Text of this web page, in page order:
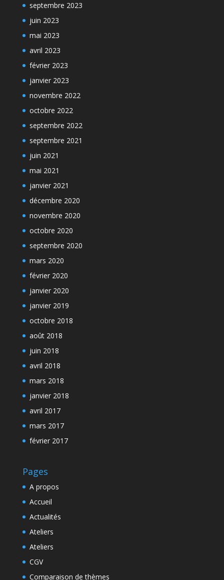
septembre 2023
juin 2023
mai 2023
avril 2023
février 2023
janvier 2023
novembre 2022
octobre 2022
septembre 2022
septembre 2021
juin 2021
mai 2021
janvier 2021
décembre 2020
novembre 2020
octobre 2020
septembre 2020
mars 2020
février 2020
janvier 2020
janvier 2019
octobre 2018
août 2018
juin 2018
avril 2018
mars 2018
janvier 2018
avril 2017
mars 2017
février 2017
Pages
A propos
Accueil
Actualités
Ateliers
Ateliers
CGV
Comparaison de thèmes